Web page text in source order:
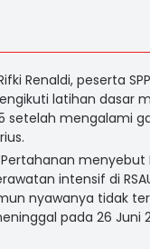
Renaldi, peserta
latihan dasar
setelah mengalami
menyebut
intensif di
nyawanya tidak
pada 26 Juni